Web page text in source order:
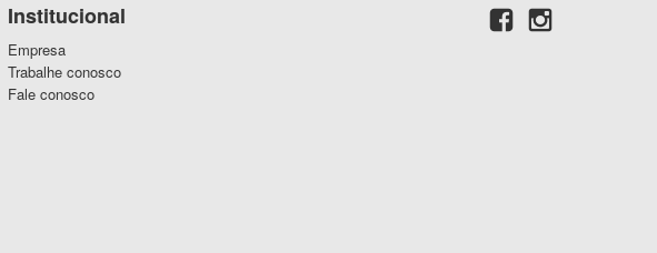
Institucional
Empresa
Trabalhe conosco
Fale conosco